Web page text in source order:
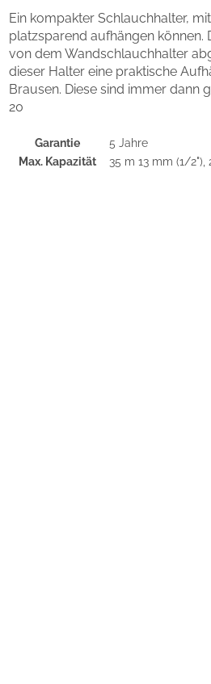
Ein kompakter Schlauchhalter,
platzsparend aufhängen können.
von dem Wandschlauchhalter
dieser Halter eine praktische
Brausen. Diese sind immer dann
20
Garantie
5 Jahre
Max. Kapazität
35 m 13 mm (1/